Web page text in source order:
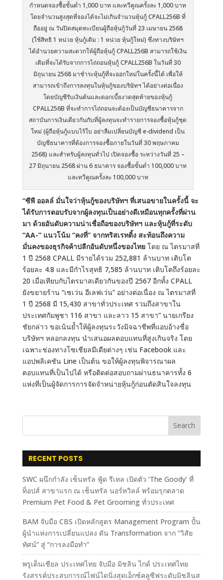
กำหนดจองซื้อขั้นต่ำ 1,000 บาท และทวีคูณครั้งละ 1,000 บาท
โดยจำนวนสูงสุดที่จองได้จะไม่เกินจำนวนหุ้นกู้ CPALL256B ที่
ถืออยู่ ณ วันปิดสมุดทะเบียนผู้ถือหุ้นกู้วันที่ 23 เมษายน 2568
(ใช้สิทธิ 1 หน่วย หุ้นกู้เดิม : 1 หน่วย หุ้นกู้ใหม่) ซึ่งทางบริษัทฯ
ได้อำนวยความสะดวกให้ผู้ถือหุ้นกู้ CPALL256B สามารถใช้เงิน
เดิมที่จะได้รับจากการไถ่ถอนหุ้นกู้ CPALL256B ในวันที่ 30
มิถุนายน 2568 มาชำระหุ้นกู้ที่จะออกใหม่ในครั้งนี้ได้ เพื่อให้
สามารถเข้าถึงการลงทุนในหุ้นกู้ของบริษัทฯ ได้อย่างต่อเนื่อง
โดยบัญชีรับเงินต้นและดอกเบี้ยงวดสุดท้ายของหุ้นกู้
CPALL256B ที่จะทำการไถ่ถอนจะต้องเป็นบัญชีธนาคารจาก
สถาบันการเงินเดียวกันกับที่ผู้ลงทุนจะทำรายการจองซื้อหุ้นกู้ชุด
ใหม่ (ผู้ถือหุ้นกู้แบบไร้ใบ อย่าลืมเปลี่ยนบัญชี e-dividend เป็น
บัญชีธนาคารที่ต้องการจองซื้อภายในวันที่ 30 พฤษภาคม
2568) และสำหรับผู้ลงทุนทั่วไป เปิดจองซื้อ ระหว่างวันที่ 25 –
27 มิถุนายน 2568 ผ่าน 6 ธนาคาร จองซื้อขั้นต่ำ 100,000 บาท
และทวีคูณครั้งละ 100,000 บาท
“ซีพี ออลล์ มั่นใจว่าหุ้นกู้ของบริษัทฯ ที่เสนอขายในครั้งนี้ จะ
ได้รับการตอบรับจากผู้ลงทุนเป็นอย่างดีเหมือนทุกครั้งที่ผ่าน
มา ด้วยอันดับความน่าเชื่อถือของบริษัทฯ และหุ้นกู้ที่ระดับ
“AA-” แนวโน้ม “คงที่” จากทริสเรทติ้ง สะท้อนถึงความ
มั่นคงของธุรกิจค้าปลีกอันดับหนึ่งของไทยโดย ณ ไตรมาสที่
1 ปี 2568 CPALL มีรายได้รวม 252,881 ล้านบาท เติบโต
ร้อยละ 4.8 และมีกำไรสุทธิ 7,585 ล้านบาท เติบโตถึงร้อยละ
20 เมื่อเทียบกับไตรมาสเดียวกันของปี 2567 อีกทั้ง CPALL
ยังขยายร้าน “เซเว่น อีเลฟเว่น” อย่างต่อเนื่อง ณ ไตรมาสที่
1 ปี 2568 มี 15,430 สาขาทั่วประเทศ รวมถึงสาขาใน
ประเทศกัมพูชา 116 สาขา และลาว 15 สาขา” นายเกรียง
ชัยกล่าว ขอเน้นย้ำให้ผู้ลงทุนระวังมิจฉาชีพที่แอบอ้างชื่อ
บริษัทฯ หลอกลงทุน นำเสนอผลตอบแทนที่สูงเกินจริง โดย
เฉพาะช่องทางโซเชียลมีเดียต่างๆ เช่น Facebook และ
แอปพลิเคชัน Line เป็นต้น ขอให้ผู้ลงทุนพิจารณาผล
ตอบแทนที่เป็นไปได้ หรือติดต่อสอบถามผ่านธนาคารทั้ง 6
แห่งที่เป็นผู้จัดการการจัดจำหน่ายหุ้นกู้ก่อนตัดสินใจลงทุน
Search
RECENT POSTS
SWC ผนึกกำลัง เซ็นทรัล ฟู้ด รีเทล เปิดตัว ‘The Goody’ ที่
ท็อปส์ สาขาแรก ณ เซ็นทรัล นอร์ทวิลล์ พร้อมรุกตลาด
Premium Pet Food & Pet Grooming ทั่วประเทศ
BAM จับมือ CBS เปิดหลักสูตร Management Program ปั้น
ผู้นำแห่งการเปลี่ยนแปลง ดัน Transformation จาก “วิสัย
ทัศน์” สู่ “การลงมือทำ”
พรูเด็นเชียล ประเทศไทย จับมือ มิชลิน ไกด์ ประเทศไทย
รังสรรค์ประสบการณ์ไฟน์ไดนิ่งสุดเอ็กซ์คลูซีฟระดับมิชลินส